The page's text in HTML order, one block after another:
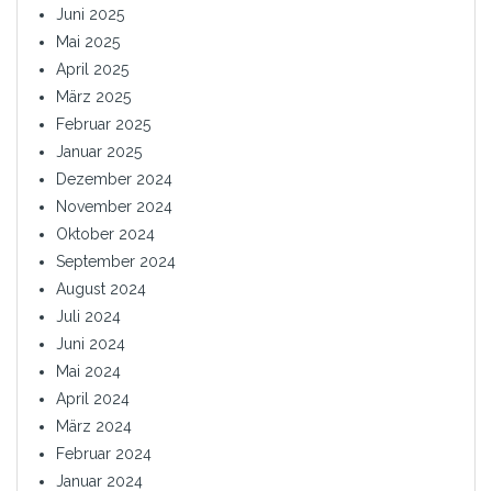
Juni 2025
Mai 2025
April 2025
März 2025
Februar 2025
Januar 2025
Dezember 2024
November 2024
Oktober 2024
September 2024
August 2024
Juli 2024
Juni 2024
Mai 2024
April 2024
März 2024
Februar 2024
Januar 2024